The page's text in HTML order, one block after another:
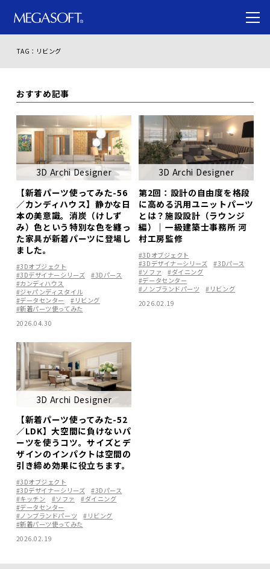
TAG：リビング
おすすめ記事
3D Archi Designer
【新着パーツ使ってみた-56
／カンディハウス】静かな日
本の美意識。消炭（けしず
み）色という特別な色を纏っ
た家具が新着パーツに登場し
ました。
#3Dオブジェクト
#3Dデザイナーシリーズ
#3Dパース
#カンディハウス
#ジャパンディスタイル
#データセンター
#リビング
#新着パーツ使ってみた
2026.04.30
3D Archi Designer
第2回：設計の自由度を格段
に高める汎用ユニットパーツ
とは？施設設計（ラウンジ
編）｜一級建築士事務所 河
村工房監修
#3Dオブジェクト
#3Dデザイナーシリーズ
#3Dパース
#ソファ
#ダイニング
#データセンター
#ノンブランドパーツ
#リビング
2026.02.19
3D Archi Designer
【新着パーツ使ってみた-52
／LDK】大空間に負けないパ
ーツを使うコツ。サイズとデ
ザインのインパクトは空間の
引き締め効果に役立ちます。
#3Dオブジェクト
#3Dデザイナーシリーズ
#3Dパース
#キッチン
#ソファ
#ダイニング
#データセンター
#ノンブランドパーツ
#リビング
#新着パーツ使ってみた
2026.02.19